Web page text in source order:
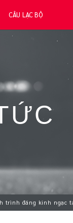
CÂU LẠC BỘ
trình đáng kinh ngạc